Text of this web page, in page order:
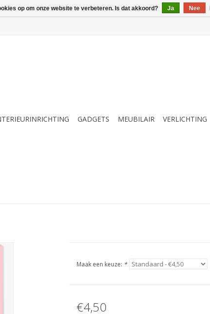
GADGETS MEUBILAIR VERLICHTING
Maak een keuze: *
€4,50
op om onze website te verbeteren. Is dat akkoord? Ja Nee